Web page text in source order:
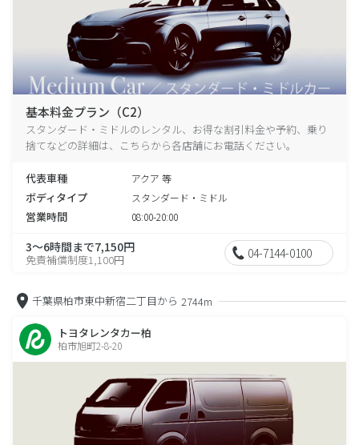
基本料金プラン（C2）
スタンダード・ミドルのレンタル、お得な割引料金や予約、乗り
捨てなどの詳細は、こちらから各店舗にお電話ください。
代表車種 アクア 等
ボディタイプ スタンダード・ミドル
営業時間 08:00-20:00
3～6時間まで7,150円
免責補償制度1,100円 04-7144-0100
千葉県柏市東中新宿二丁目から 2744m
トヨタレンタカー柏
柏市旭町2-8-20